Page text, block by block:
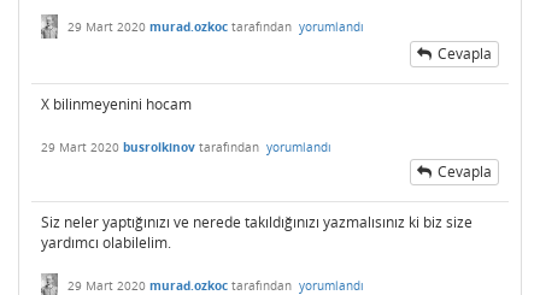
29 Mart 2020 murad.ozkoc tarafından yorumlandı
Cevapla
X bilinmeyenini hocam
29 Mart 2020 busrolkinov tarafından yorumlandı
Cevapla
Siz neler yaptığınızı ve nerede takıldığınızı yazmalısınız ki biz size
yardımcı olabilelim.
29 Mart 2020 murad.ozkoc tarafından yorumlandı